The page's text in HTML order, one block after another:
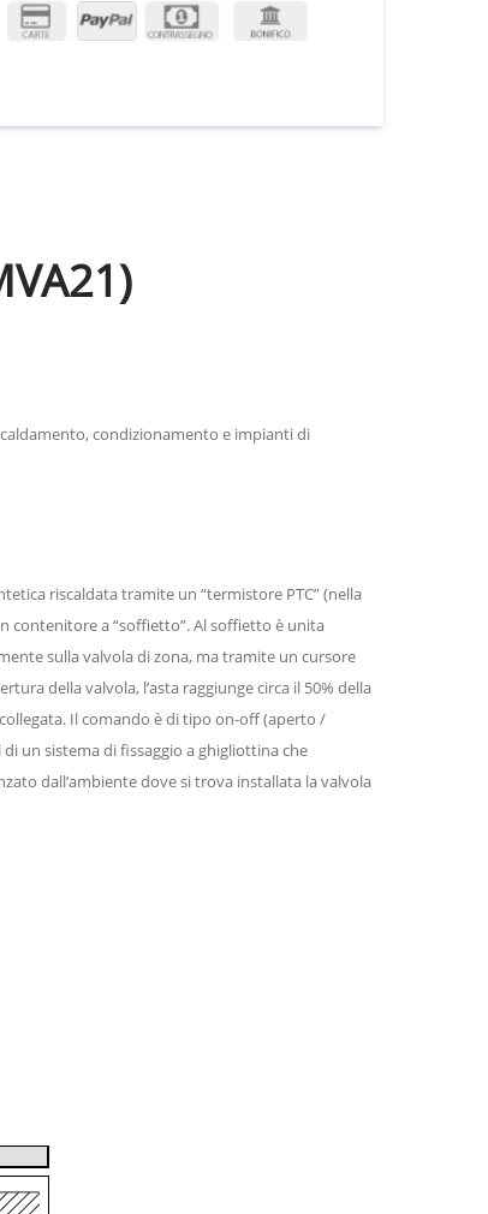
condizionamento e impianti di
riscaldata tramite un “termistore PTC” (nella
contenitore a “soffietto”. Al soffietto è unita
sulla valvola di zona, ma tramite un cursore
della valvola, l’asta raggiunge circa il 50% della
Il comando è di tipo on-off (aperto /
un sistema di fissaggio a ghigliottina che
dall’ambiente dove si trova installata la valvola